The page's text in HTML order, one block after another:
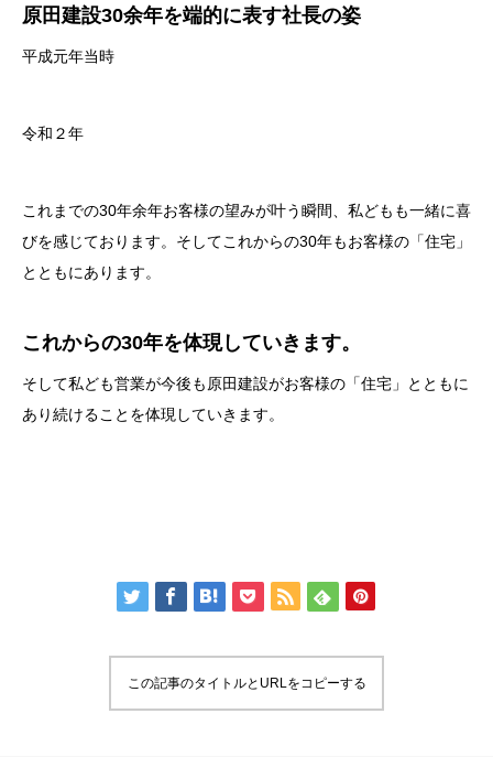
原田建設30余年を端的に表す社長の姿
平成元年当時
令和２年
これまでの30年余年お客様の望みが叶う瞬間、私どもも一緒に喜
びを感じております。そしてこれからの30年もお客様の「住宅」
とともにあります。
これからの30年を体現していきます。
そして私ども営業が今後も原田建設がお客様の「住宅」とともに
あり続けることを体現していきます。
この記事のタイトルとURLをコピーする